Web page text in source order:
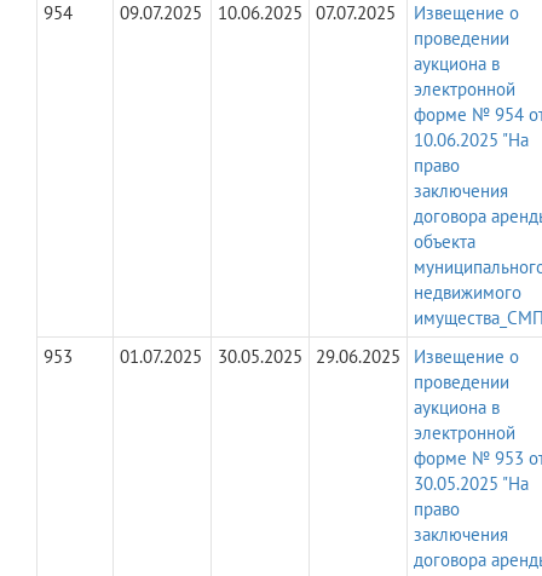
954
09.07.2025 10.06.2025 07.07.2025
Извещение о
проведении
аукциона в
электронной
форме № 954
10.06.2025 "На
право
заключения
договора
объекта
недвижимого
953
01.07.2025 30.05.2025 29.06.2025
Извещение о
проведении
аукциона в
электронной
форме № 953
30.05.2025 "На
право
заключения
договора